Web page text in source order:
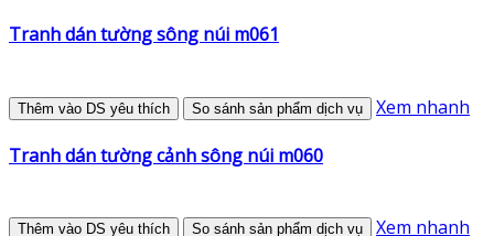
Tranh dán tường sông núi m061
Thêm vào DS yêu thích So sánh sản phẩm dịch vụ Xem nhanh
Tranh dán tường cảnh sông núi m060
Thêm vào DS yêu thích So sánh sản phẩm dịch vụ Xem nhanh